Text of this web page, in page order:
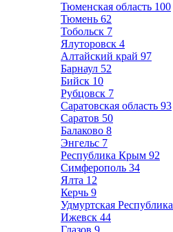
Тюменская область 100
Тюмень 62
Тобольск 7
Ялуторовск 4
Алтайский край 97
Барнаул 52
Бийск 10
Рубцовск 7
Саратовская область 93
Саратов 50
Балаково 8
Энгельс 7
Республика Крым 92
Симферополь 34
Ялта 12
Керчь 9
Удмуртская Республика
Ижевск 44
Глазов 9